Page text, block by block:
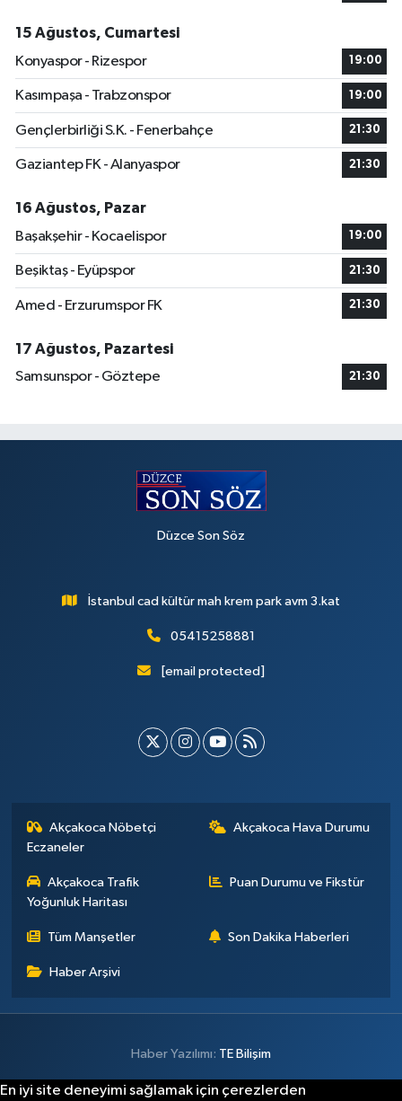
15 Ağustos, Cumartesi
Konyaspor - Rizespor
19:00
Kasımpaşa - Trabzonspor 19:00
Gençlerbirliği S.K. - Fenerbahçe 21:30
Gaziantep FK - Alanyaspor 21:30
16 Ağustos, Pazar
Başakşehir - Kocaelispor
19:00
Beşiktaş - Eyüpspor 21:30
Amed - Erzurumspor FK 21:30
17 Ağustos, Pazartesi
Samsunspor - Göztepe
21:30
Düzce Son Söz
İstanbul cad kültür mah krem park avm 3.kat
05415258881
[email protected]
Akçakoca Nöbetçi
Eczaneler
Akçakoca Hava Durumu
Akçakoca Trafik
Yoğunluk Haritası
Puan Durumu ve Fikstür
Tüm Manşetler Son Dakika Haberleri
Haber Arşivi
Haber Yazılımı: TE Bilişim
En iyi site deneyimi sağlamak için çerezlerden